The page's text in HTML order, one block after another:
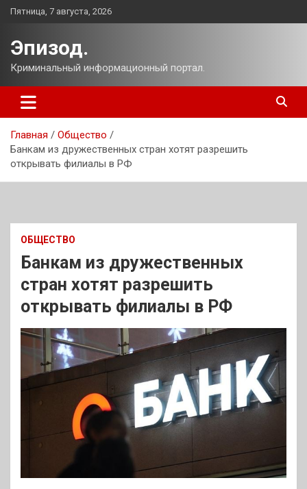
Перейти
Пятница, 7 августа, 2026
Эпизод.
Криминальный информационный портал.
Главная
Общество
Банкам из дружественных стран хотят разрешить
открывать филиалы в РФ
ОБЩЕСТВО
Банкам из дружественных
стран хотят разрешить
открывать филиалы в РФ